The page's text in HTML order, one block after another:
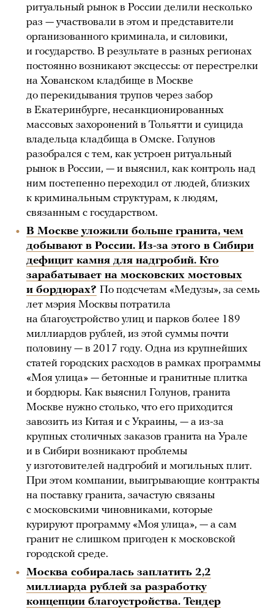
ритуальный рынок в России делили несколько
раз — участвовали в этом и представители
организованного криминала, и силовики,
и государство. В результате в разных регионах
постоянно возникают эксцессы: от перестрелки
на Хованском кладбище в Москве
до перекидывания трупов через забор
в Екатеринбурге, несанкционированных
массовых захоронений в Тольятти и суицида
владельца кладбища в Омске. Голунов
разобрался с тем, как устроен ритуальный
рынок в России, — и выяснил, как контроль над
ним постепенно переходил от людей, близких
к криминальным структурам, к людям,
связанным с государством.
В Москве уложили больше гранита, чем
добывают в России. Из-за этого в Сибири
дефицит камня для надгробий. Кто
зарабатывает на московских мостовых
и бордюрах? По подсчетам «Медузы», за семь
лет мэрия Москвы потратила
на благоустройство улиц и парков более 189
миллиардов рублей, из этой суммы почти
половину — в 2017 году. Одна из крупнейших
статей городских расходов в рамках программы
«Моя улица» — бетонные и гранитные плитка
и бордюры. Как выяснил Голунов, гранита
Москве нужно столько, что его приходится
завозить из Китая и с Украины, — а из-за
крупных столичных заказов гранита на Урале
и в Сибири возникают проблемы
у изготовителей надгробий и могильных плит.
При этом компании, выигрывающие контракты
на поставку гранита, зачастую связаны
с московскими чиновниками, которые
курируют программу «Моя улица», — а сам
гранит не слишком пригоден к московской
городской среде.
Москва собиралась заплатить 2,2
миллиарда рублей за разработку
концепции благоустройства. Тендер